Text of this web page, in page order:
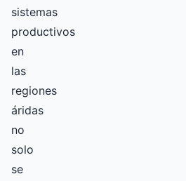
sistemas
productivos
en
las
regiones
áridas
no
solo
se